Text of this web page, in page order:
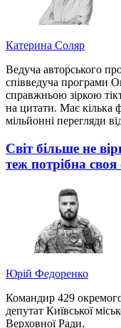
Катерина Соляр
Ведуча авторського
співведуча програми
справжньою зіркою
на цитати. Має кілька
мільйонні перегляди
Світ більше не
теж потрібна своя
Юрій Федоренко
Командир 429
депутат Київської
Верховної Ради.